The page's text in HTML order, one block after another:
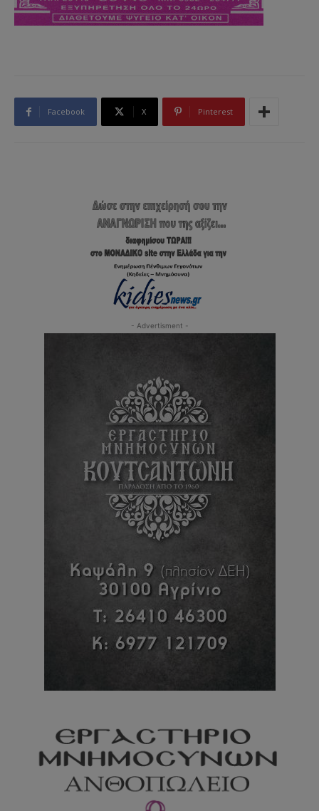
Facebook X Pinterest
- Advertisment -